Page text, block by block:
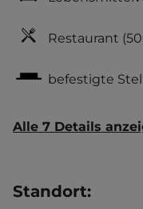
Restaurant
befestigte
Alle 7 Details
Standort: